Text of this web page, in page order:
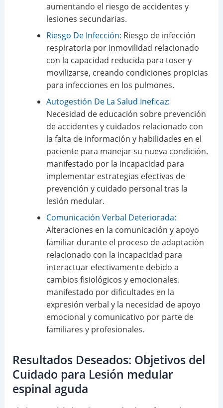
aumentando el riesgo de accidentes y
lesiones secundarias.
Riesgo De Infección: Riesgo de infección
respiratoria por inmovilidad relacionado
con la capacidad reducida para toser y
movilizarse, creando condiciones propicias
para infecciones en los pulmones.
Autogestión De La Salud Ineficaz:
Necesidad de educación sobre prevención
de accidentes y cuidados relacionado con
la falta de información y habilidades en el
paciente para manejar su nueva condición.
manifestado por la incapacidad para
implementar estrategias efectivas de
prevención y cuidado personal tras la
lesión medular.
Comunicación Verbal Deteriorada:
Alteraciones en la comunicación y apoyo
familiar durante el proceso de adaptación
relacionado con la incapacidad para
interactuar efectivamente debido a
cambios fisiológicos y emocionales.
manifestado por dificultades en la
expresión verbal y la necesidad de apoyo
emocional y comunicativo por parte de
familiares y profesionales.
Resultados Deseados: Objetivos del
Cuidado para Lesión medular
espinal aguda